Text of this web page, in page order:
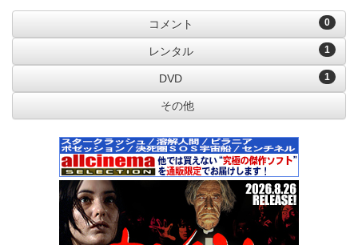
0
コメント
1
レンタル
1
DVD
その他